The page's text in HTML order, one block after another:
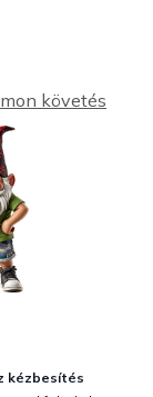
követés
kézbesítés